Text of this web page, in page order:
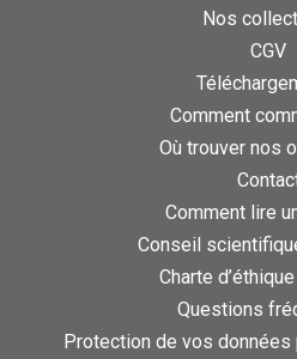
Nos
CGV
Comment
Où trouver nos
Comment lire
Conseil
Charte
Questions
Protection de vos